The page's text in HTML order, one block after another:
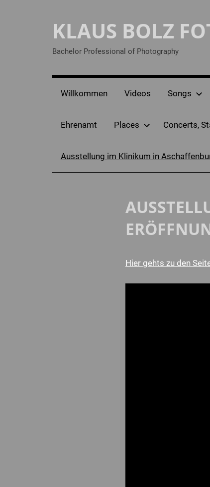
KLAUS BOLZ
Bachelor Professional of Photography
Willkommen Videos Songs
Ehrenamt Places Concerts,
Ausstellung im Klinikum in
Hier gehts zu den